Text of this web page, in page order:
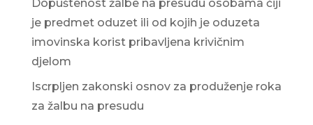
Dopuštenost žalbe na presudu osobama čiji
je predmet oduzet ili od kojih je oduzeta
imovinska korist pribavljena krivičnim
djelom
Iscrpljen zakonski osnov za produženje roka
za žalbu na presudu